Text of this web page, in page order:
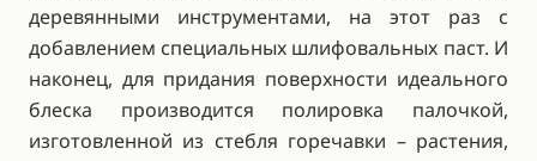
деревянными инструментами, на этот раз с
добавлением специальных шлифовальных паст. И
наконец, для придания поверхности идеального
блеска производится полировка палочкой,
изготовленной из стебля горечавки – растения,